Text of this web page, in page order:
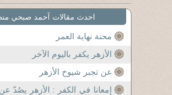
احدث مقالات آحمد صبحي
محنة نهاية العمر
الأزهر يكفر باليوم الآخر
عن تجبر شيوخ الأزهر
إمعانا في الكفر : الأزهر يصُدّ